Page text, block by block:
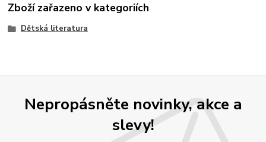
Zboží zařazeno v kategoriích
Dětská literatura
Nepropásněte novinky, akce a
slevy!